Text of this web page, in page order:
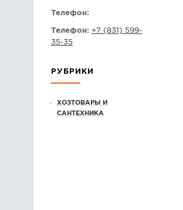
Телефон:
Телефон: +7 (831) 599-
35-35
РУБРИКИ
ХОЗТОВАРЫ И
САНТЕХНИКА